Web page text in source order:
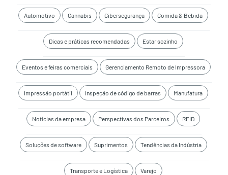
Automotivo Cannabis Cibersegurança Comida & Bebida
Dicas e práticas recomendadas Estar sozinho
Eventos e feiras comerciais Gerenciamento Remoto de Impressora
Impressão portátil Inspeção de código de barras Manufatura
Notícias da empresa Perspectivas dos Parceiros RFID
Soluções de software Suprimentos Tendências da Indústria
Transporte e Logística Varejo